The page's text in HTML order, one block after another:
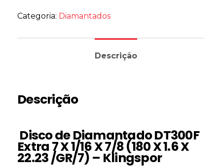
Categoria: Diamantados
Descrição
Descrição
Disco de Diamantado DT300F
Extra 7 X 1/16 X 7/8 (180 X 1.6 X
22.23 /GR/7) – Klingspor